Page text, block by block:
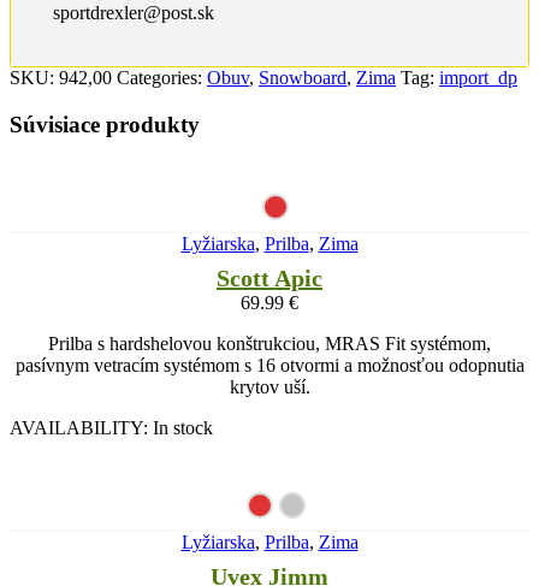
sportdrexler@post.sk
SKU: 942,00 Categories: Obuv, Snowboard, Zima Tag: import_dp
Súvisiace produkty
Lyžiarska, Prilba, Zima
Scott Apic
69.99 €
Prilba s hardshelovou konštrukciou, MRAS Fit systémom,
pasívnym vetracím systémom s 16 otvormi a možnosťou odopnutia
krytov uší.
AVAILABILITY: In stock
Lyžiarska, Prilba, Zima
Uvex Jimm